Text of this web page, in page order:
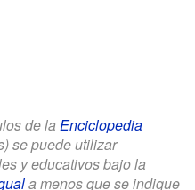
de la Enciclopedia
se puede utilizar
y educativos bajo la
a menos que se indique